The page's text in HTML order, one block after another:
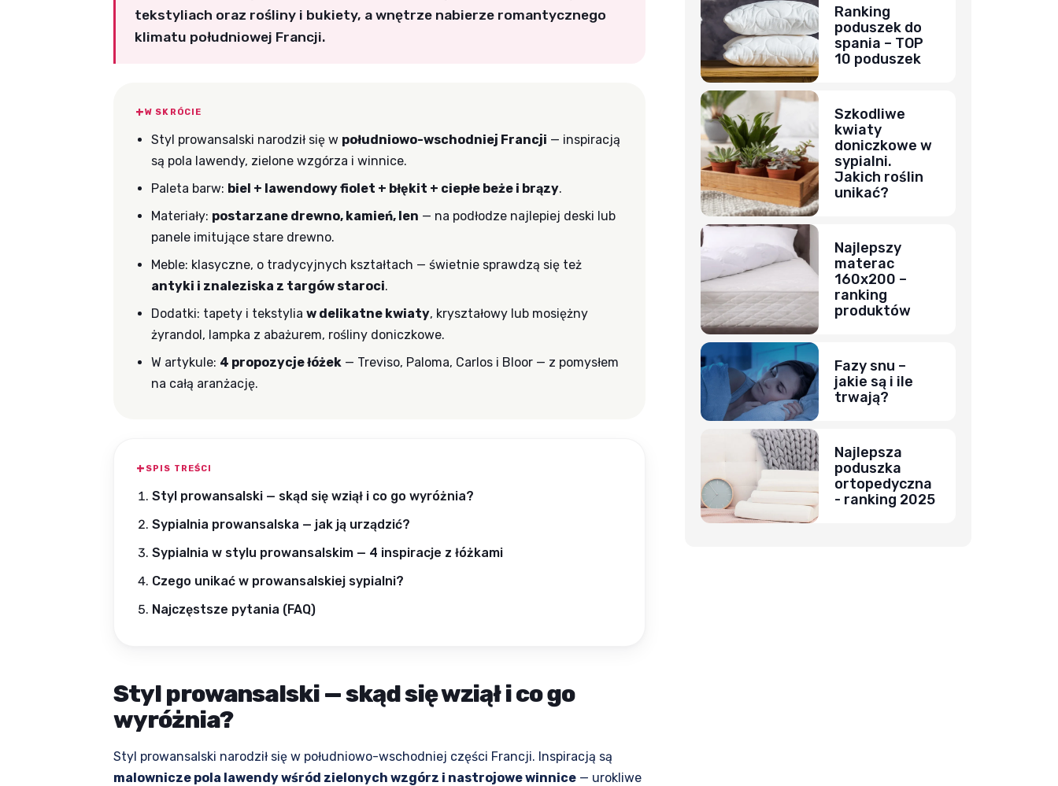
tekstyliach oraz rośliny i bukiety, a wnętrze nabierze romantycznego
klimatu południowej Francji.
W SKRÓCIE
Styl prowansalski narodził się w południowo-wschodniej Francji — inspiracją
są pola lawendy, zielone wzgórza i winnice.
Paleta barw: biel + lawendowy fiolet + błękit + ciepłe beże i brązy.
Materiały: postarzane drewno, kamień, len — na podłodze najlepiej deski lub
panele imitujące stare drewno.
Meble: klasyczne, o tradycyjnych kształtach — świetnie sprawdzą się też
antyki i znaleziska z targów staroci.
Dodatki: tapety i tekstylia w delikatne kwiaty, kryształowy lub mosiężny
żyrandol, lampka z abażurem, rośliny doniczkowe.
W artykule: 4 propozycje łóżek — Treviso, Paloma, Carlos i Bloor — z pomysłem
na całą aranżację.
SPIS TREŚCI
Styl prowansalski — skąd się wziął i co go wyróżnia?
Sypialnia prowansalska — jak ją urządzić?
Sypialnia w stylu prowansalskim — 4 inspiracje z łóżkami
Czego unikać w prowansalskiej sypialni?
Najczęstsze pytania (FAQ)
Styl prowansalski — skąd się wziął i co go
wyróżnia?
Styl prowansalski narodził się w południowo-wschodniej części Francji. Inspiracją są
malownicze pola lawendy wśród zielonych wzgórz i nastrojowe winnice — urokliwe
Ranking
poduszek do
spania – TOP
10 poduszek
Szkodliwe
kwiaty
doniczkowe w
sypialni.
Jakich roślin
unikać?
Najlepszy
materac
160x200 –
ranking
produktów
Fazy snu –
jakie są i ile
trwają?
Najlepsza
poduszka
ortopedyczna
- ranking 2025